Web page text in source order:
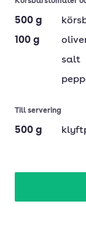
500 g
100 g
salt
Till servering
500 g